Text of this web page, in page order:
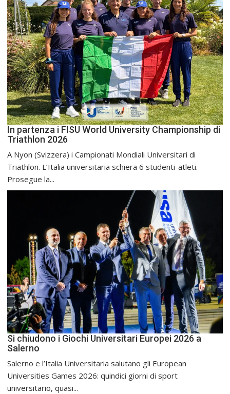
In partenza i FISU World University Championship di
Triathlon 2026
A Nyon (Svizzera) i Campionati Mondiali Universitari di
Triathlon. L’Italia universitaria schiera 6 studenti-atleti.
Prosegue la...
Si chiudono i Giochi Universitari Europei 2026 a
Salerno
Salerno e l’Italia Universitaria salutano gli European
Universities Games 2026: quindici giorni di sport
universitario, quasi...